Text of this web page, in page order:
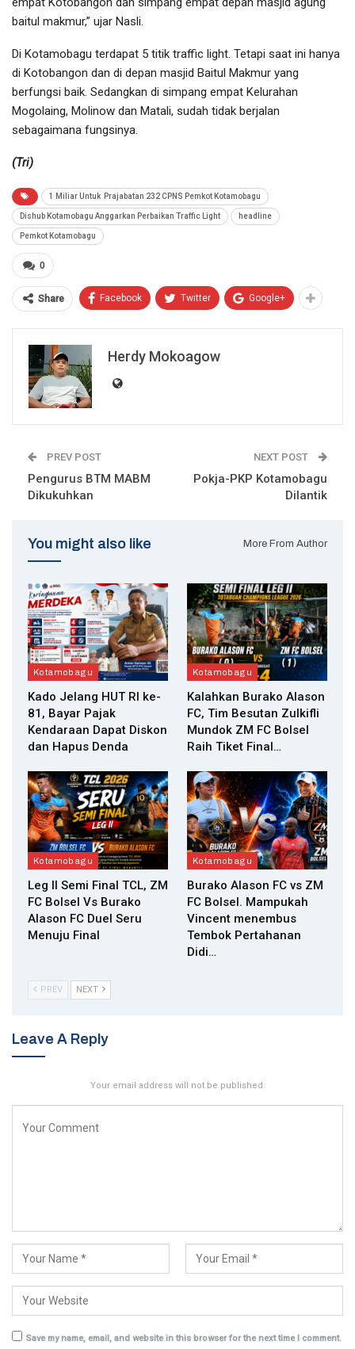
baitul makmur,” ujar Nasli.
Di Kotamobagu terdapat 5 titik traffic light. Tetapi saat ini hanya
di Kotobangon dan di depan masjid Baitul Makmur yang
berfungsi baik. Sedangkan di simpang empat Kelurahan
Mogolaing, Molinow dan Matali, sudah tidak berjalan
sebagaimana fungsinya.
(Tri)
1 Miliar Untuk Prajabatan 232 CPNS Pemkot Kotamobagu
Dishub Kotamobagu Anggarkan Perbaikan Traffic Light headline
Pemkot Kotamobagu
0
Share Facebook Twitter Google+
Herdy Mokoagow
PREV POST
Pengurus BTM MABM
Dikukuhkan
NEXT POST
Pokja-PKP Kotamobagu
Dilantik
You might also like More From Author
Kotamobagu
Kado Jelang HUT RI ke-
81, Bayar Pajak
Kendaraan Dapat Diskon
dan Hapus Denda
Kotamobagu
Kalahkan Burako Alason
FC, Tim Besutan Zulkifli
Mundok ZM FC Bolsel
Raih Tiket Final…
Kotamobagu
Leg II Semi Final TCL, ZM
FC Bolsel Vs Burako
Alason FC Duel Seru
Menuju Final
Kotamobagu
Burako Alason FC vs ZM
FC Bolsel. Mampukah
Vincent menembus
Tembok Pertahanan
Didi…
PREV NEXT
Leave A Reply
Your email address will not be published.
Save my name, email, and website in this browser for the next time I comment.